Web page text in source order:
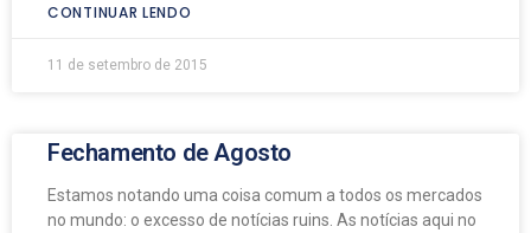
CONTINUAR LENDO
11 de setembro de 2015
Fechamento de Agosto
Estamos notando uma coisa comum a todos os mercados
no mundo: o excesso de notícias ruins. As notícias aqui no